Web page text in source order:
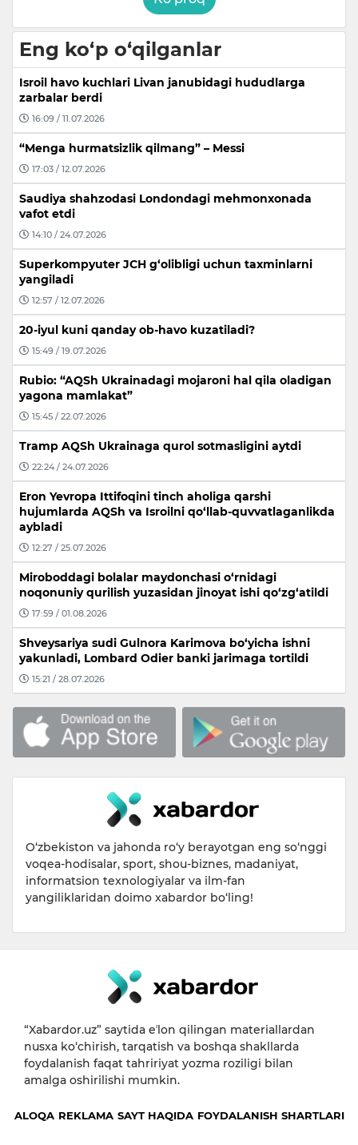
Eng ko‘p o‘qilganlar
Isroil havo kuchlari Livan janubidagi hududlarga
zarbalar berdi
16:09 / 11.07.2026
“Menga hurmatsizlik qilmang” – Messi
17:03 / 12.07.2026
Saudiya shahzodasi Londondagi mehmonxonada
vafot etdi
14:10 / 24.07.2026
Superkompyuter JCH g‘olibligi uchun taxminlarni
yangiladi
12:57 / 12.07.2026
20-iyul kuni qanday ob-havo kuzatiladi?
15:49 / 19.07.2026
Rubio: “AQSh Ukrainadagi mojaroni hal qila oladigan
yagona mamlakat”
15:45 / 22.07.2026
Tramp AQSh Ukrainaga qurol sotmasligini aytdi
22:24 / 24.07.2026
Eron Yevropa Ittifoqini tinch aholiga qarshi
hujumlarda AQSh va Isroilni qo‘llab-quvvatlaganlikda
aybladi
12:27 / 25.07.2026
Miroboddagi bolalar maydonchasi o‘rnidagi
noqonuniy qurilish yuzasidan jinoyat ishi qo‘zg‘atildi
17:59 / 01.08.2026
Shveysariya sudi Gulnora Karimova bo‘yicha ishni
yakunladi, Lombard Odier banki jarimaga tortildi
15:21 / 28.07.2026
O‘zbekiston va jahonda ro‘y berayotgan eng so‘nggi
voqea-hodisalar, sport, shou-biznes, madaniyat,
informatsion texnologiyalar va ilm-fan
yangiliklaridan doimo xabardor bo‘ling!
“Xabardor.uz” saytida eʼlon qilingan materiallardan
nusxa ko‘chirish, tarqatish va boshqa shakllarda
foydalanish faqat tahririyat yozma roziligi bilan
amalga oshirilishi mumkin.
ALOQA REKLAMA SAYT HAQIDA FOYDALANISH SHARTLARI